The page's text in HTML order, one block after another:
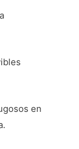
en